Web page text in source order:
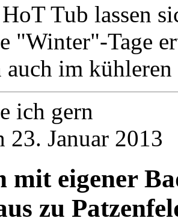
Tub lassen
"Winter"-Tage
auch im
ich gern
Januar 2013
mit eigener
zu